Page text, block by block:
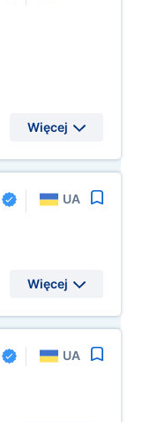
Więcej
UA
Więcej
UA